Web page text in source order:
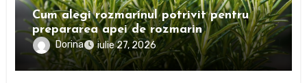
Cum alegi rozmarinul potrivit pentru
prepararea apei de rozmarin
Dorina iulie 27, 2026